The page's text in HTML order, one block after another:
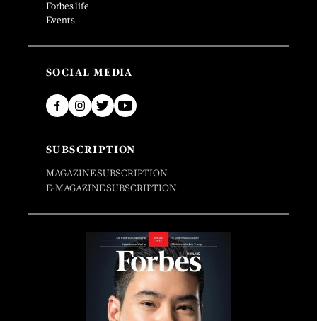
Forbes life
Events
SOCIAL MEDIA
SUBSCRIPTION
MAGAZINE SUBSCRIPTION
E-MAGAZINE SUBSCRIPTION